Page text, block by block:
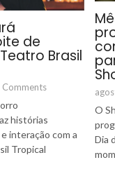
de
Brasil
Comments
histórias
interação com a
Tropical
O
Dia